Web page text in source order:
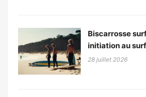
Biscarrosse
initiation au
28 juillet 2026